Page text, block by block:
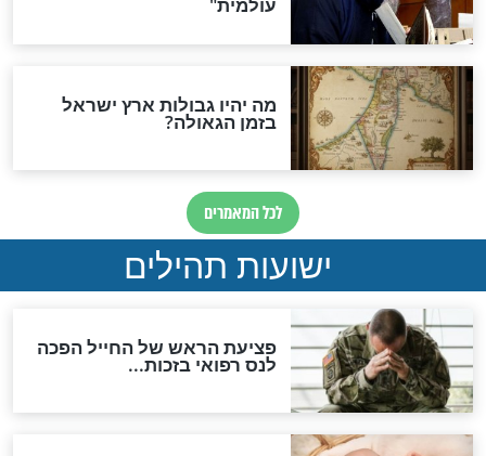
להמתקת הדינים וביטול
גזרות
סגולת ע"ב שמות הקודש
תפילה סגולית להמתקת
הדינים